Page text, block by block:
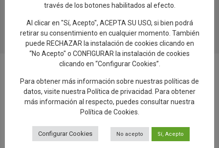
Añadir reseña en Google
través de los botones habilitados al efecto.
Al clicar en "Sí, Acepto", ACEPTA SU USO, si bien podrá
retirar su consentimiento en cualquier momento. También
puede RECHAZAR la instalación de cookies clicando en
“No Acepto" o CONFIGURAR la instalación de cookies
clicando en “Configurar Cookies”.
Para obtener más información sobre nuestras políticas de
datos, visite nuestra Política de privacidad
. Para obtener
más información al respecto, puedes consultar nuestra
Política de Cookies
Configurar Cookies No acepto Sí, Acepto